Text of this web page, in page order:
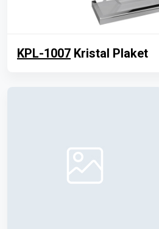
KPL-1007 Kristal Plaket